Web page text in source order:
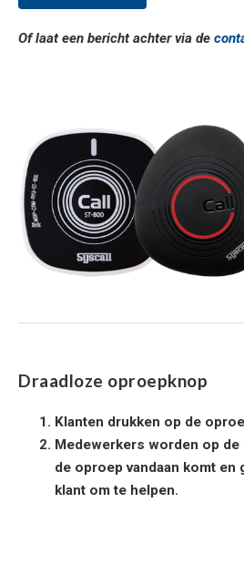
Of laat een bericht achter via de
Draadloze oproepknop
Klanten drukken op de
Medewerkers worden op
de oproep vandaan komt en
klant om te helpen.